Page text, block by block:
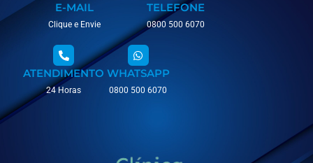
E-MAIL
Clique e Envie
TELEFONE
0800 500 6070
ATENDIMENTO
24 Horas
WHATSAPP
0800 500 6070